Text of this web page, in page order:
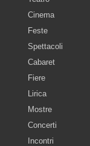
Cinema
Feste
Spettacoli
Cabaret
Fiere
Lirica
Mostre
Concerti
Incontri